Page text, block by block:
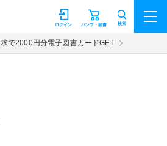
ン パンフ・願書
ログイン 検索
求で2000円分電子図書カードGET